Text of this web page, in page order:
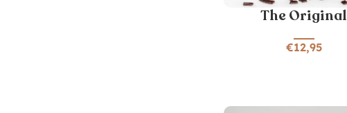
The Original
€12,95